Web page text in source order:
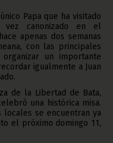
Papa que ha visitado
vez canonizado en el
apenas dos semanas
con las principales
un importante
igualmente a Juan
de la Libertad de Bata,
una histórica misa.
locales se encuentran ya
el próximo domingo 11,